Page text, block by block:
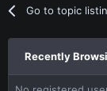
Go to topic
Recently